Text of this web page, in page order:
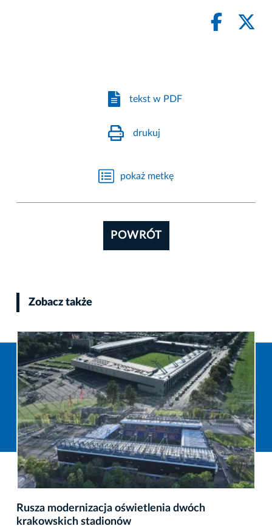
tekst w PDF
drukuj
pokaż metkę
POWRÓT
Zobacz także
Rusza modernizacja oświetlenia dwóch
krakowskich stadionów